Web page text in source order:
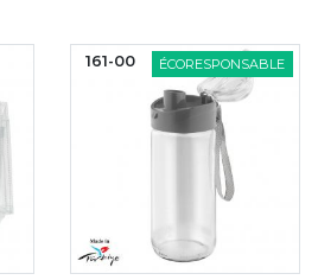
ÉCORESPONSABLE
161-00